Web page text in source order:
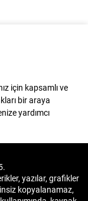
için kapsamlı ve
bir araya
yardımcı
yazılar, grafikler
kopyalanamaz,